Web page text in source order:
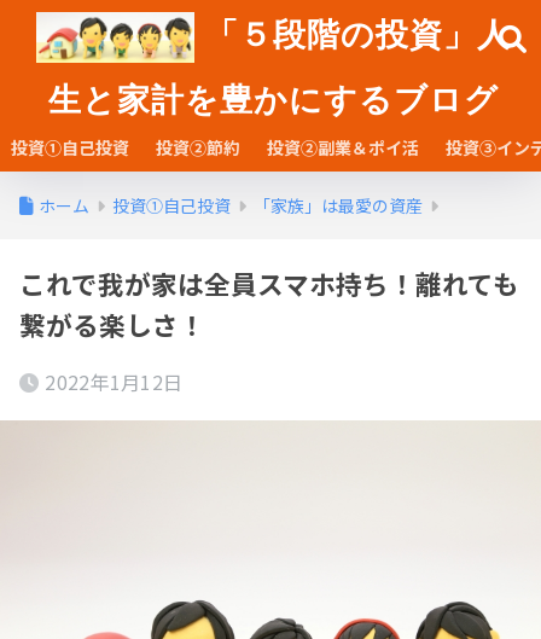
「５段階の投資」人
生と家計を豊かにするブログ
投資①自己投資 投資②節約 投資②副業＆ポイ活 投資③イン
ホーム 投資①自己投資 「家族」は最愛の資産
これで我が家は全員スマホ持ち！離れても
繋がる楽しさ！
2022年1月12日